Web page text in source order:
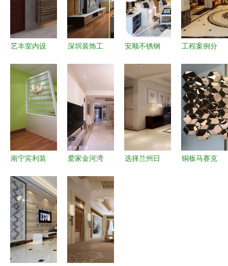
艺丰室内设
站式服务的
行业典范
深圳装饰工
万家室内装
饰设计工程
的优势与价
格分析
安顺不锈钢
程规格 现
代室内装饰
的艺术与实
用融合
工程案例分
住宅室内装
饰工程的精
细化管理与
实践
南宁宾利装
造品质室内
空间的匠心
之道
爱家金河湾
室内装饰工
程 无锡德
旺装饰的匠
心之作
选择兰州日
铜板马赛克